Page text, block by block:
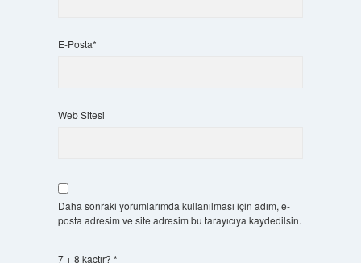
E-Posta*
Web Sitesi
Daha sonraki yorumlarımda kullanılması için adım, e-
posta adresim ve site adresim bu tarayıcıya kaydedilsin.
7 + 8 kaçtır? *